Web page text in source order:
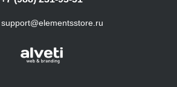
support@elementsstore.ru